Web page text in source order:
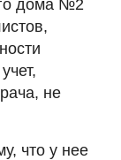
дома №2
не
что у нее